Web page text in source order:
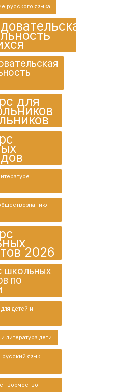
русского языка
для
2026
школьных
по
детей и
литература дети
русский язык
творчество